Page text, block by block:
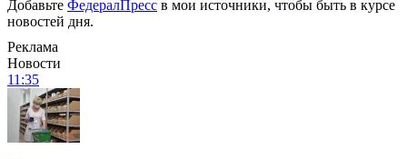
Добавьте ФедералПресс в мои источники, чтобы быть в курсе
новостей дня.
Реклама
Новости
11:35